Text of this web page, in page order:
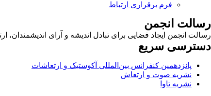
فرم برقراری ارتباط
رسالت انجمن
رسالت انجمن ایجاد فضایی برای تبادل اندیشه و آرای
دسترسی سریع
پانزدهمین کنفرانس بین‌المللی آکوستیک و ارتعاشات
نشریه صوت و ارتعاش
نشریه تاوا